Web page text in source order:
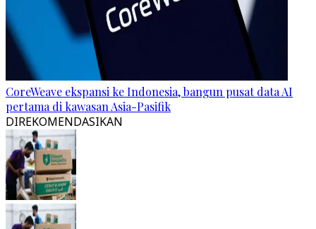
CoreWeave ekspansi ke Indonesia, bangun pusat data AI
pertama di kawasan Asia-Pasifik
DIREKOMENDASIKAN